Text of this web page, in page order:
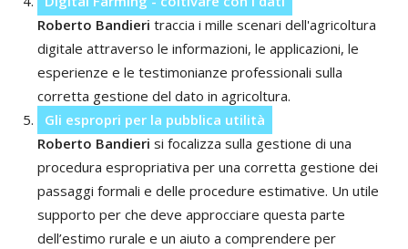
Roberto Bandieri traccia i mille scenari dell'agricoltura
digitale attraverso le informazioni, le applicazioni, le
esperienze e le testimonianze professionali sulla
corretta gestione del dato in agricoltura.
Gli espropri per la pubblica utilità
Roberto Bandieri si focalizza sulla gestione di una
procedura espropriativa per una corretta gestione dei
passaggi formali e delle procedure estimative. Un utile
supporto per che deve approcciare questa parte
dell’estimo rurale e un aiuto a comprendere per